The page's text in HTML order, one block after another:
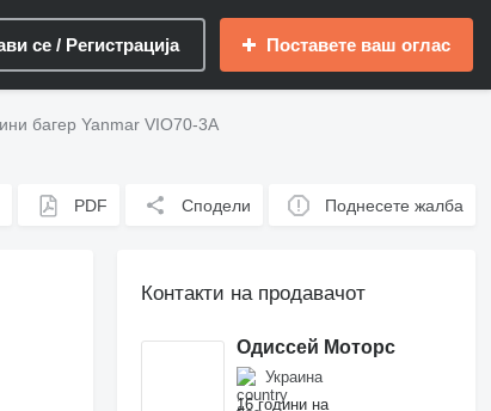
се / Регистрација Поставете ваш оглас
багер Yanmar VIO70-3A
PDF Сподели Поднесете жалба
Контакти на продавачот
Одиссей Моторс
Украина
16 години на